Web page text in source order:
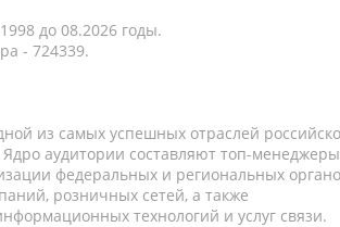
до 08.2026 годы.
- 724339.
из самых успешных отраслей
аудитории составляют топ-
федеральных и региональных
розничных сетей, а также
технологий и услуг связи.